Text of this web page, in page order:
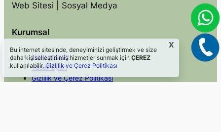
Web Sitesi | Sosyal Medya
Kurumsal
Hakkımızda
Yasal Uyarı
Gizlilik ve Çerez Politikası
Bu internet sitesinde, deneyiminizi geliştirmek ve size
daha kişiselleştirilmiş hizmetler sunmak için ÇEREZ
kullanılabilir.Gizlilik ve Çerez Politikası
X